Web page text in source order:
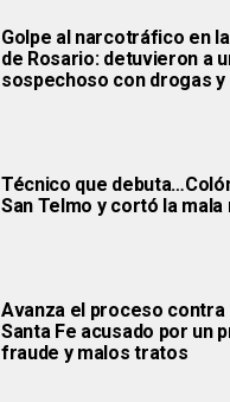
Golpe al narcotráfico en
de Rosario: detuvieron a
sospechoso con drogas y
Técnico que
San Telmo y cortó la mala
Avanza el proceso contra
Santa Fe acusado por un
fraude y malos tratos